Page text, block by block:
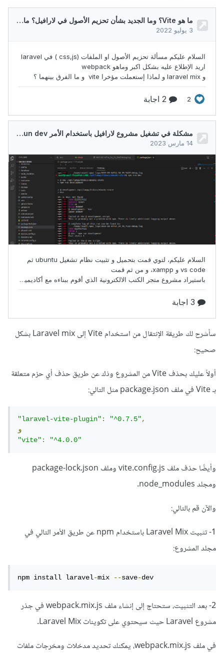
سأشرح لك طريقة الإنتقال من استخدام Vite إلى Laravel mix بشكل
صحيح:
أولاً عليك بحذف Vite من المشروع وذك عن طريق حذف أي حزم متعلقة
بـ Vite في ملف package.json مثل التالي:
"laravel-vite-plugin": "^0.7.5",
و
"vite": "^4.0.0"
وأيضًا حذف ملف vite.config.js وملف package-lock.json
ومجلد node_modules.
والآن قم بالتالي:
1- تثبيت Laravel Mix باستخدام npm عن طريق الأمر التالي في
مجلد المشروع:
npm install laravel-mix --save-dev
2- بعد التثبيت، ستحتاج إلى إنشاء ملف webpack.mix.js في جذر
مشروع Laravel حيث سيحتوي على تكوينات Laravel Mix.
في ملف webpack.mix.js، يمكنك تحديد مدخلات ومخرجات ملفات